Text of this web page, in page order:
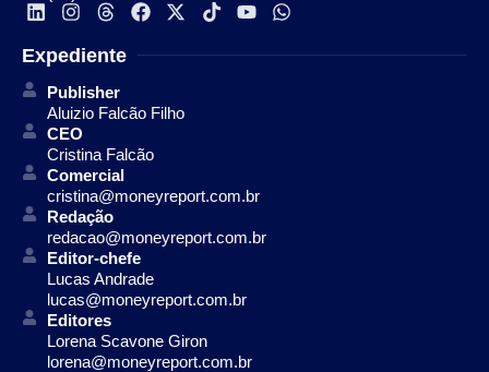
Expediente
Publisher
Aluizio Falcão Filho
CEO
Cristina Falcão
Comercial
cristina@moneyreport.com.br
Redação
redacao@moneyreport.com.br
Editor-chefe
Lucas Andrade
lucas@moneyreport.com.br
Editores
Lorena Scavone Giron
lorena@moneyreport.com.br